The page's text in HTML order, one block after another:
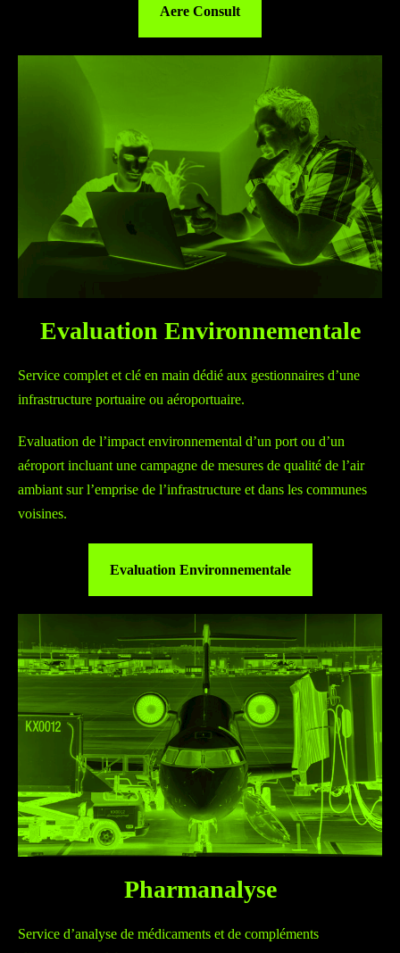
Aere Consult
Evaluation Environnementale
Service complet et clé en main dédié aux gestionnaires d’une
infrastructure portuaire ou aéroportuaire.
Evaluation de l’impact environnemental d’un port ou d’un
aéroport incluant une campagne de mesures de qualité de l’air
ambiant sur l’emprise de l’infrastructure et dans les communes
voisines.
Evaluation Environnementale
Pharmanalyse
Service d’analyse de médicaments et de compléments